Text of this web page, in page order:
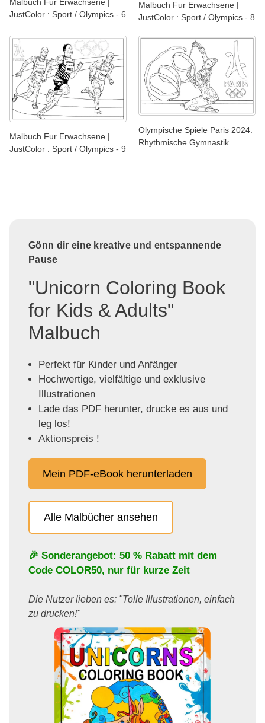
Malbuch Fur Erwachsene |
JustColor : Sport / Olympics - 6
Malbuch Fur Erwachsene |
JustColor : Sport / Olympics - 8
Malbuch Fur Erwachsene |
JustColor : Sport / Olympics - 9
Olympische Spiele Paris 2024:
Rhythmische Gymnastik
Gönn dir eine kreative und entspannende
Pause
"Unicorn Coloring Book
for Kids & Adults"
Malbuch
Perfekt für Kinder und Anfänger
Hochwertige, vielfältige und exklusive
Illustrationen
Lade das PDF herunter, drucke es aus und
leg los!
Aktionspreis !
Mein PDF-eBook herunterladen
Alle Malbücher ansehen
🎉 Sonderangebot: 50 % Rabatt mit dem
Code COLOR50, nur für kurze Zeit
Die Nutzer lieben es: "Tolle Illustrationen, einfach
zu drucken!"